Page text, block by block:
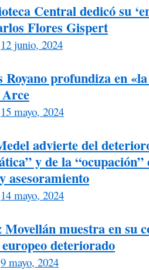
Central dedicó su
Flores Gispert
12 junio, 2024
Royano profundiza en
15 mayo, 2024
advierte del
y de la
asesoramiento
14 mayo, 2024
Movellán muestra en su
deteriorado
9 mayo, 2024